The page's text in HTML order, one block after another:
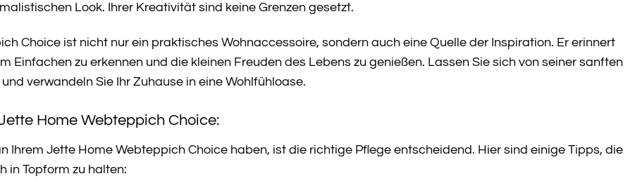
Look. Ihrer Kreativität sind keine Grenzen gesetzt.
Choice ist nicht nur ein praktisches Wohnaccessoire, sondern auch eine Quelle der Inspiration. Er erinnert
Einfachen zu erkennen und die kleinen Freuden des Lebens zu genießen. Lassen Sie sich von seiner sanften
verwandeln Sie Ihr Zuhause in eine Wohlfühloase.
Home Webteppich Choice:
Ihrem Jette Home Webteppich Choice haben, ist die richtige Pflege entscheidend. Hier sind einige Tipps, die
in Topform zu halten: